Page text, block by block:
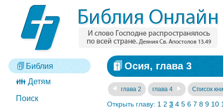
Библия
👪 Детям
Поиск
Осия, глава 3
глава 2 глава 4 Список
Открыть главу: 1 2 3 4 5 6 7 8 9 10